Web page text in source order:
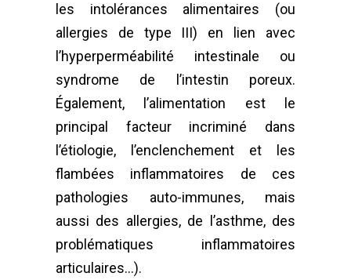
les intolérances alimentaires (ou
allergies de type III) en lien avec
l’hyperperméabilité intestinale ou
syndrome de l’intestin poreux.
Également, l’alimentation est le
principal facteur incriminé dans
l’étiologie, l’enclenchement et les
flambées inflammatoires de ces
pathologies auto-immunes, mais
aussi des allergies, de l’asthme, des
problématiques inflammatoires
articulaires…).